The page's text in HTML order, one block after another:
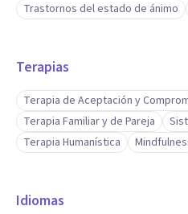
Trastornos del estado de ánimo
Terapias
Terapia de Aceptación y
Terapia Familiar y de Pareja
Terapia Humanística
Idiomas